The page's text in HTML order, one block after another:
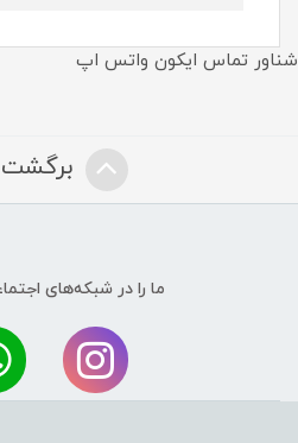
شناور تماس ایکون واتس اپ
برگشت
ما را در شبکه‌های